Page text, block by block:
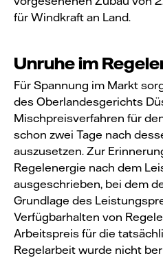
für Windkraft an Land.
Unruhe im
Für Spannung im Markt
des Oberlandesgerichts
Mischpreisverfahren für
schon zwei Tage nach
auszusetzen. Zur
Regelenergie nach dem
ausgeschrieben, bei dem
Grundlage des
Verfügbarhalten von
Arbeitspreis für die
Regelarbeit wurde nicht